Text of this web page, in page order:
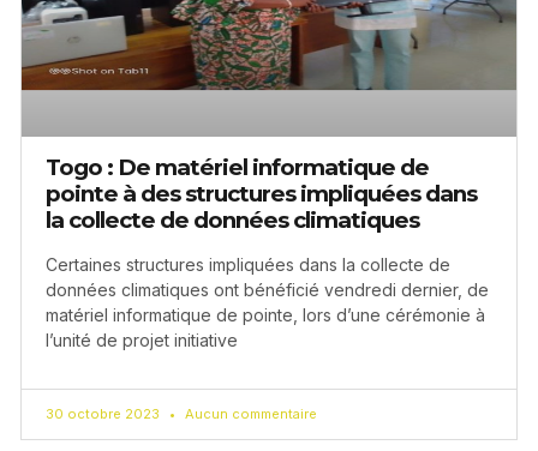
Togo : De matériel informatique de
pointe à des structures impliquées dans
la collecte de données climatiques
Certaines structures impliquées dans la collecte de
données climatiques ont bénéficié vendredi dernier, de
matériel informatique de pointe, lors d’une cérémonie à
l’unité de projet initiative
30 octobre 2023 Aucun commentaire